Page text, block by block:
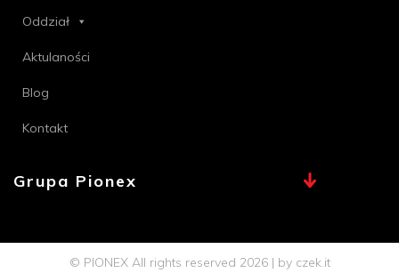
Oddział
Aktulaności
Blog
Kontakt
Grupa Pionex
Chemia Bielsko
Profi PSB© PIONEX All rights reserved 2026 | by czek.it